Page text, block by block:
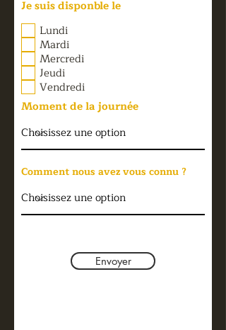
Je suis disponble le
Lundi
Mardi
Mercredi
Jeudi
Vendredi
Moment de la journée
Comment nous avez vous connu ?
Envoyer